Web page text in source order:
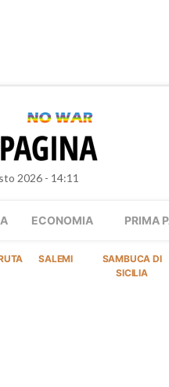
2026 - 14:11
ECONOMIA PRIMA
SALEMI
SAMBUCA DI
SICILIA